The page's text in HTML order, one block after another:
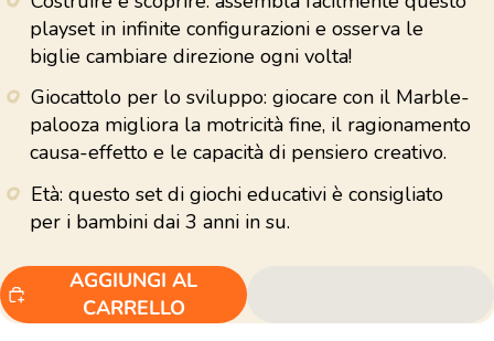
playset in infinite configurazioni e osserva le
biglie cambiare direzione ogni volta!
Giocattolo per lo sviluppo: giocare con il Marble-
palooza migliora la motricità fine, il ragionamento
causa-effetto e le capacità di pensiero creativo.
Età: questo set di giochi educativi è consigliato
per i bambini dai 3 anni in su.
AGGIUNGI AL
CARRELLO